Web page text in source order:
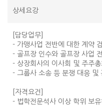
상세요강
[담당업무]
- 가맹사업 전반에 대한 계약
- 골프장 인수와 골프장 사업
- 상장회사의 이사회 및 주주
- 그룹사 소송 등 분쟁 대응 및
[자격요건]
- 법학전문석사 이상 학위 보